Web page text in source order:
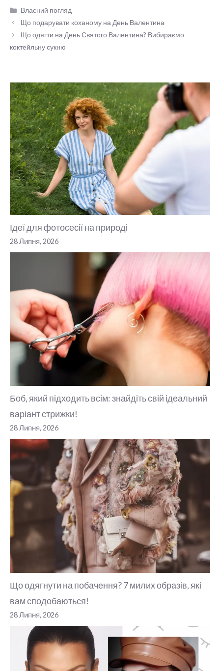
Категорії
Власний погляд
Що подарувати коханому на День Валентина
Що одягти на День Святого Валентина? Вибираємо
коктейльну сукню
Ідеї для фотосесії на природі
28 Липня, 2026
Боб, який підходить всім: знайдіть свій ідеальний
варіант стрижки!
28 Липня, 2026
Що одягнути на побачення? 7 милих образів, які
вам сподобаються!
28 Липня, 2026